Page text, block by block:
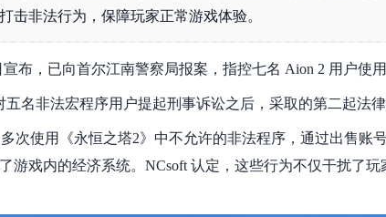
击非法行为，保障玩家正常游戏体验。
宣布，已向首尔江南警察局报案，指控七名 Aion 2 用户使
五名非法宏程序用户提起刑事诉讼之后，采取的第二起法律
次使用《永恒之塔2》中不允许的非法程序，通过出售账
游戏内的经济系统。NCsoft 认定，这些行为不仅干扰了